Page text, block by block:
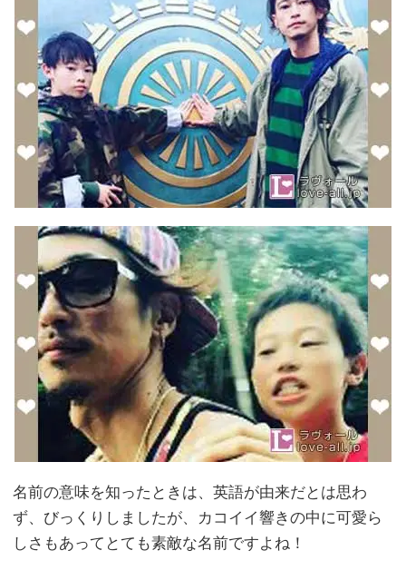
名前の意味を知ったときは、英語が由来だとは思わ
ず、びっくりしましたが、カコイイ響きの中に可愛ら
しさもあってとても素敵な名前ですよね！